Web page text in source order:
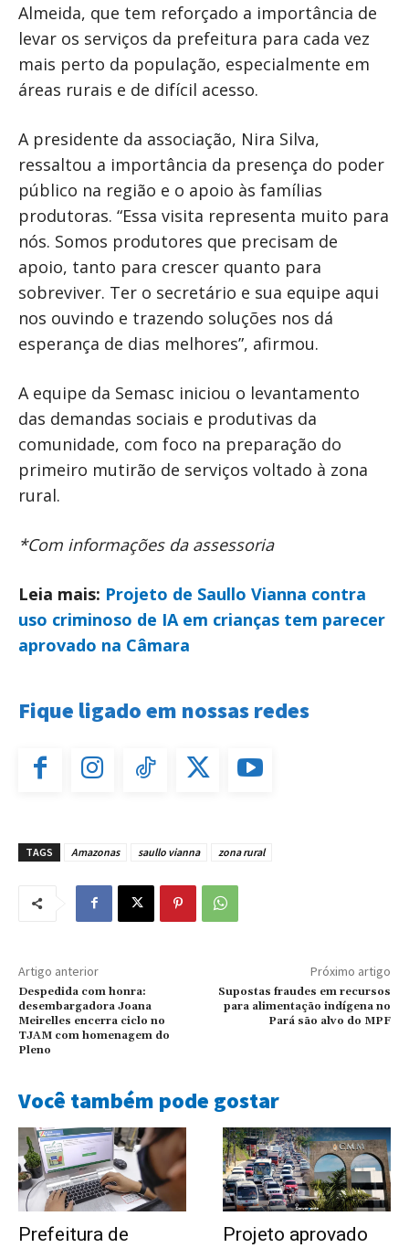
Almeida, que tem reforçado a importância de
levar os serviços da prefeitura para cada vez
mais perto da população, especialmente em
áreas rurais e de difícil acesso.
A presidente da associação, Nira Silva,
ressaltou a importância da presença do poder
público na região e o apoio às famílias
produtoras. “Essa visita representa muito para
nós. Somos produtores que precisam de
apoio, tanto para crescer quanto para
sobreviver. Ter o secretário e sua equipe aqui
nos ouvindo e trazendo soluções nos dá
esperança de dias melhores”, afirmou.
A equipe da Semasc iniciou o levantamento
das demandas sociais e produtivas da
comunidade, com foco na preparação do
primeiro mutirão de serviços voltado à zona
rural.
*Com informações da assessoria
Leia mais: Projeto de Saullo Vianna contra
uso criminoso de IA em crianças tem parecer
aprovado na Câmara
Fique ligado em nossas redes
TAGS Amazonas saullo vianna zona rural
Artigo anterior
Despedida com honra:
desembargadora Joana
Meirelles encerra ciclo no
TJAM com homenagem do
Pleno
Próximo artigo
Supostas fraudes em recursos
para alimentação indígena no
Pará são alvo do MPF
Você também pode gostar
Prefeitura de
Projeto aprovado